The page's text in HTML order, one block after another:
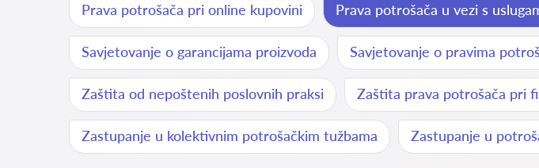
Prava potrošača pri online kupovini Prava potrošača u vezi s
Savjetovanje o garancijama proizvoda Savjetovanje o pravima
Zaštita od nepoštenih poslovnih praksi Zaštita prava potrošača pri
Zastupanje u kolektivnim potrošačkim tužbama Zastupanje u